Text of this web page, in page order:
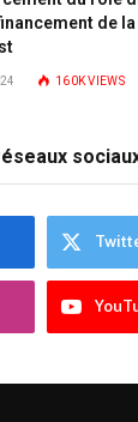
de
160KVIEWS